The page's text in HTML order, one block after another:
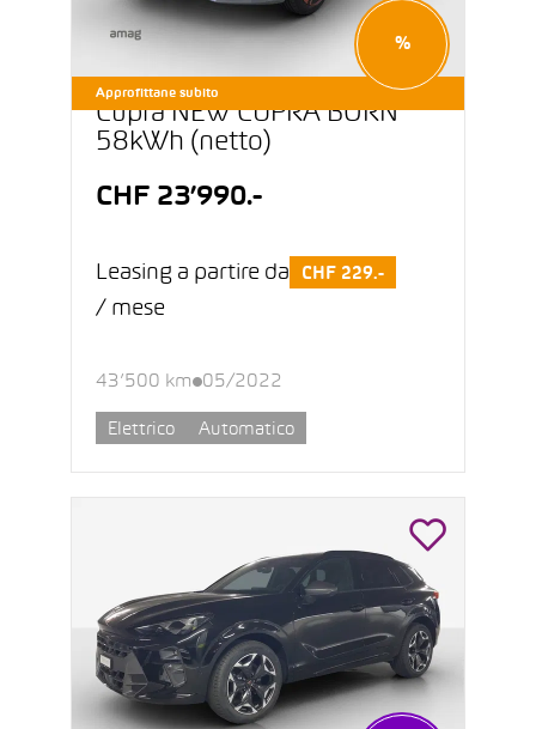
Approfittane subito
%
Cupra NEW CUPRA BORN
58kWh (netto)
CHF 23’990.-
Leasing a partire da CHF 229.-
/ mese
43’500 km 05/2022
Elettrico Automatico